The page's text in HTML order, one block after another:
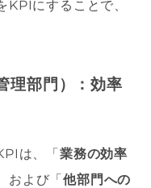
KPIにすることで、
理部門）：効率
は、「業務の効率
および「他部門への